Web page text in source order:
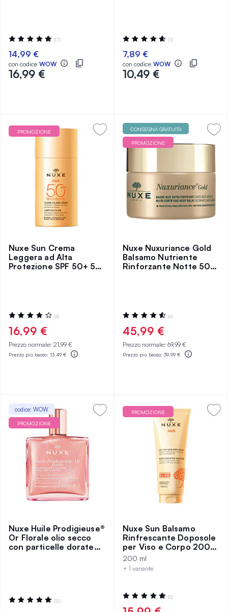
Valutazione:
98%
(17)
14,99 €
con codice WOW
16,99 €
Valutazione:
94%
(7)
7,89 €
con codice WOW
10,49 €
PROMOZIONE
Nuxe Sun Crema
Leggera ad Alta
Protezione SPF 50+ 50
Valutazione:
75%
(4)
16,99 €
Prezzo normale: 21,99 €
Prezzo più basso: 13,49 €
CONSEGNA GRATUITA
PROMOZIONE
Nuxe Nuxuriance Gold
Balsamo Nutriente
Rinforzante Notte 50
Valutazione:
93%
(6)
45,99 €
Prezzo normale: 69,99 €
Prezzo più basso: 39,99 €
codice: WOW
PROMOZIONE
Nuxe Huile Prodigieuse®
Or Florale olio secco
con particelle dorate
Valutazione:
(21)
PROMOZIONE
Nuxe Sun Balsamo
Rinfrescante Doposole
per Viso e Corpo 200
ml
200 ml
+ 1 variante
Valutazione:
100%
(5)